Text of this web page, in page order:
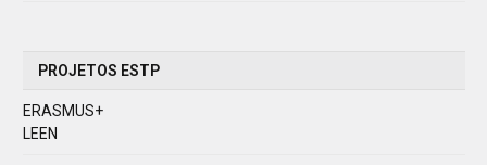
PROJETOS ESTP
ERASMUS+
LEEN